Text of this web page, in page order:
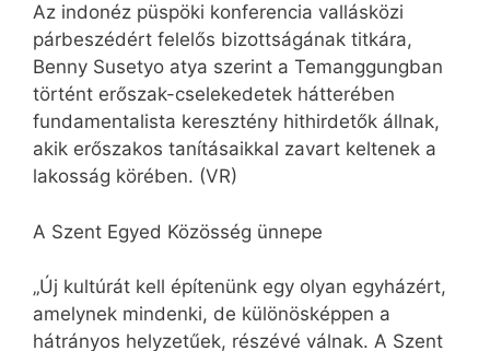
Az indonéz püspöki konferencia vallásközi
párbeszédért felelős bizottságának titkára,
Benny Susetyo atya szerint a Temanggungban
történt erőszak-cselekedetek hátterében
fundamentalista keresztény hithirdetők állnak,
akik erőszakos tanításaikkal zavart keltenek a
lakosság körében. (VR)
A Szent Egyed Közösség ünnepe
„Új kultúrát kell építenünk egy olyan egyházért,
amelynek mindenki, de különösképpen a
hátrányos helyzetűek, részévé válnak. A Szent